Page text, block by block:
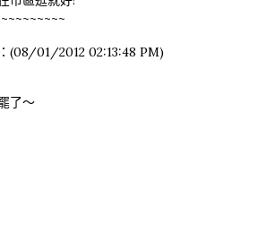
(08/01/2012 02:13:48 PM)
了～